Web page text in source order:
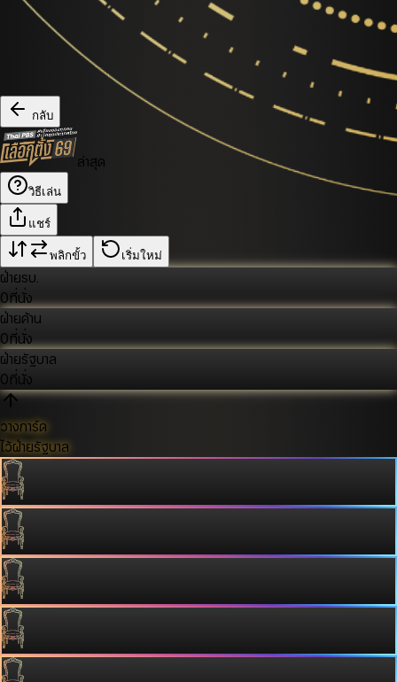
กลับ
ล่าสุด
วิธีเล่น
แชร์
พลิกขั้ว เริ่มใหม่
ฝ่ายรบ.
0ที่นั่ง
ฝ่ายค้าน
0ที่นั่ง
ฝ่ายรัฐบาล
0ที่นั่ง
วางการ์ด
ไว้ฝ่ายรัฐบาล